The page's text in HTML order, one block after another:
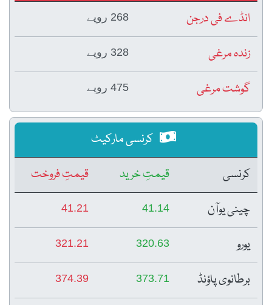
انڈے فی درجن
268 روپے
زندہ مرغی 328 روپے
گوشت مرغی 475 روپے
کرنسی مارکیٹ
کرنسی
قیمتِ خرید
قیمتِ فروخت
چینی یوآن
41.14
41.21
یورو 320.63
321.21
برطانوی پاؤنڈ 373.71
374.39